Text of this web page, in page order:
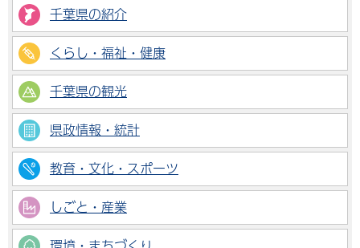
千葉県の紹介
くらし・福祉・健康
千葉県の観光
県政情報・統計
教育・文化・スポーツ
しごと・産業